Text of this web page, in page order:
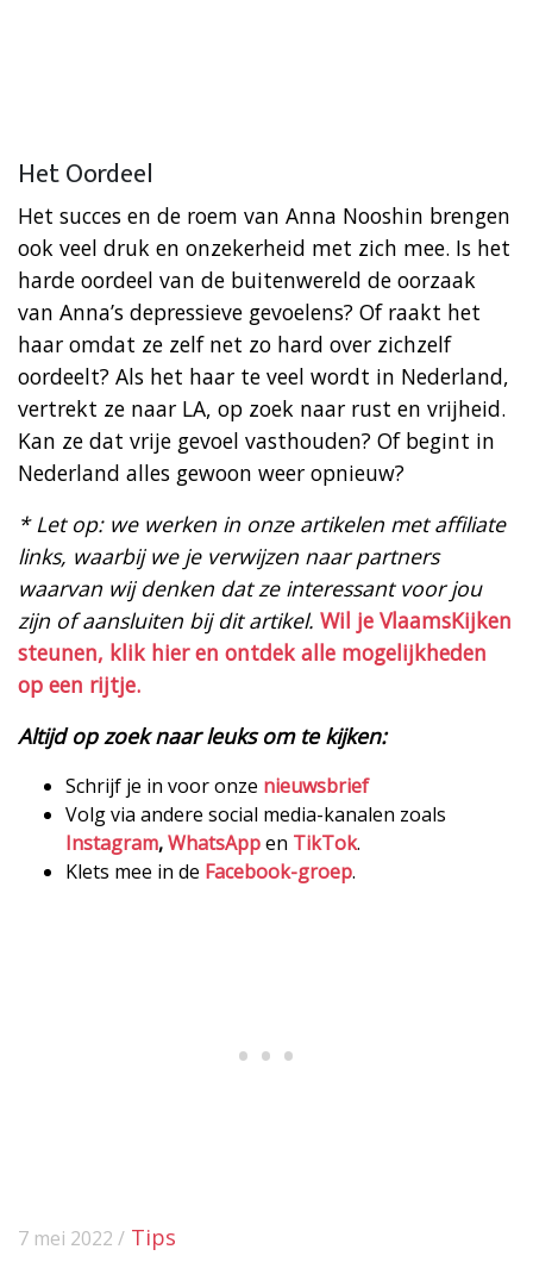
Het Oordeel
Het succes en de roem van Anna Nooshin brengen
ook veel druk en onzekerheid met zich mee. Is het
harde oordeel van de buitenwereld de oorzaak
van Anna’s depressieve gevoelens? Of raakt het
haar omdat ze zelf net zo hard over zichzelf
oordeelt? Als het haar te veel wordt in Nederland,
vertrekt ze naar LA, op zoek naar rust en vrijheid.
Kan ze dat vrije gevoel vasthouden? Of begint in
Nederland alles gewoon weer opnieuw?
* Let op: we werken in onze artikelen met affiliate
links, waarbij we je verwijzen naar partners
waarvan wij denken dat ze interessant voor jou
zijn of aansluiten bij dit artikel. Wil je VlaamsKijken
steunen, klik hier en ontdek alle mogelijkheden
op een rijtje.
Altijd op zoek naar leuks om te kijken:
Schrijf je in voor onze nieuwsbrief
Volg via andere social media-kanalen zoals
Instagram,WhatsAppen TikTok.
Klets mee in de Facebook-groep.
7 mei 2022 / Tips